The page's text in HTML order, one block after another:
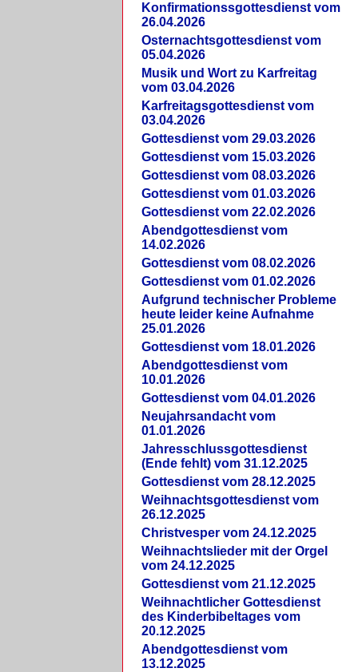
Konfirmationssgottesdienst vom
26.04.2026
Osternachtsgottesdienst vom
05.04.2026
Musik und Wort zu Karfreitag
vom 03.04.2026
Karfreitagsgottesdienst vom
03.04.2026
Gottesdienst vom 29.03.2026
Gottesdienst vom 15.03.2026
Gottesdienst vom 08.03.2026
Gottesdienst vom 01.03.2026
Gottesdienst vom 22.02.2026
Abendgottesdienst vom
14.02.2026
Gottesdienst vom 08.02.2026
Gottesdienst vom 01.02.2026
Aufgrund technischer Probleme
heute leider keine Aufnahme
25.01.2026
Gottesdienst vom 18.01.2026
Abendgottesdienst vom
10.01.2026
Gottesdienst vom 04.01.2026
Neujahrsandacht vom
01.01.2026
Jahresschlussgottesdienst
(Ende fehlt) vom 31.12.2025
Gottesdienst vom 28.12.2025
Weihnachtsgottesdienst vom
26.12.2025
Christvesper vom 24.12.2025
Weihnachtslieder mit der Orgel
vom 24.12.2025
Gottesdienst vom 21.12.2025
Weihnachtlicher Gottesdienst
des Kinderbibeltages vom
20.12.2025
Abendgottesdienst vom
13.12.2025